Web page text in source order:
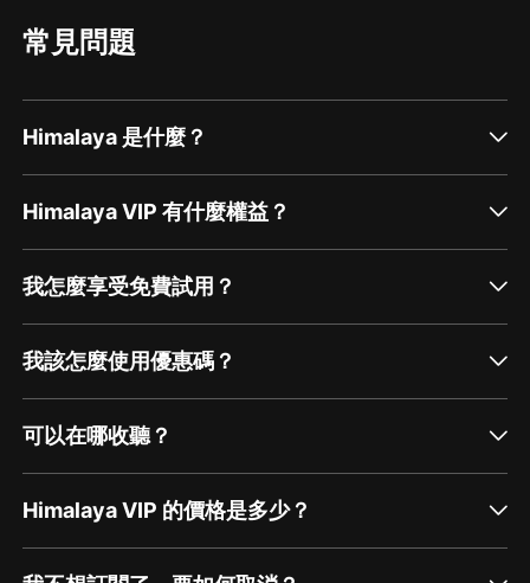
常見問題
Himalaya 是什麼？
Himalaya VIP 有什麼權益？
我怎麼享受免費試用？
我該怎麼使用優惠碼？
可以在哪收聽？
Himalaya VIP 的價格是多少？